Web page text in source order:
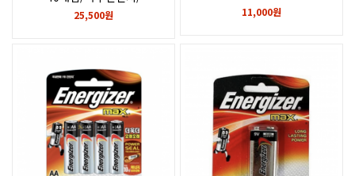
코인건전지/2016.2025.A76.2032.
25,500원 11,000원